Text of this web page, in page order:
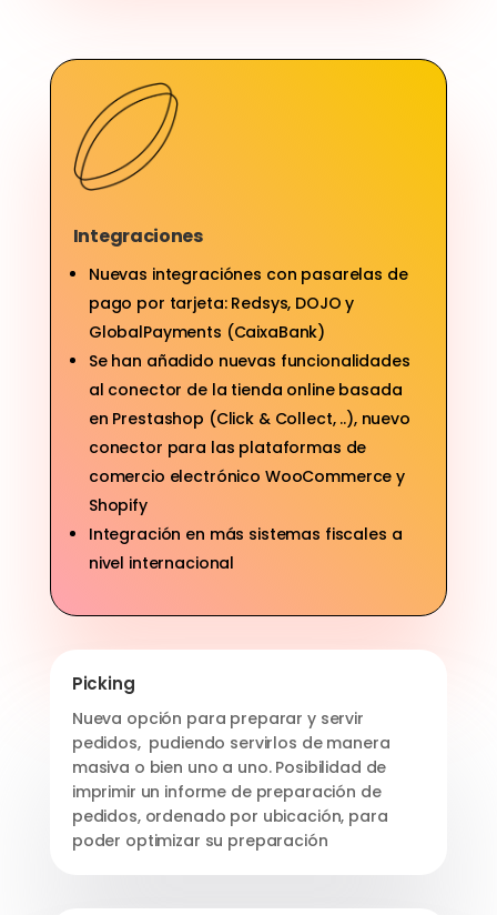
Integraciones
Nuevas integraciónes con pasarelas de
pago por tarjeta: Redsys, DOJO y
GlobalPayments (CaixaBank)
Se han añadido nuevas funcionalidades
al conector de la tienda online basada
en Prestashop (Click & Collect, ..), nuevo
conector para las plataformas de
comercio electrónico WooCommerce y
Shopify
Integración en más sistemas fiscales a
nivel internacional
Picking
Nueva opción para preparar y servir
pedidos, pudiendo servirlos de manera
masiva o bien uno a uno. Posibilidad de
imprimir un informe de preparación de
pedidos, ordenado por ubicación, para
poder optimizar su preparación